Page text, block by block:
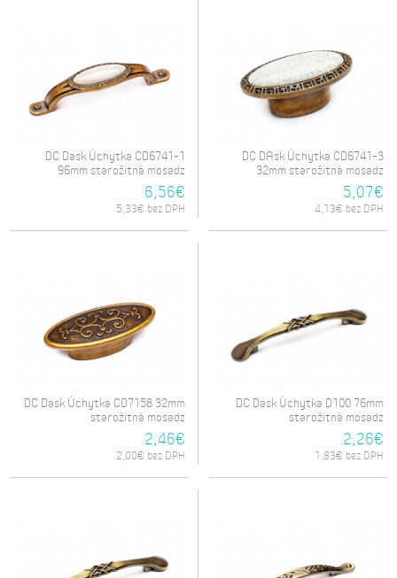
DC Dask Úchytka CD6741-1
96mm starožitná mosadz
6,56€
5,33€ bez DPH
DC DAsk Úchytka CD6741-3
32mm starožitná mosadz
5,07€
4,13€ bez DPH
DC Dask Úchytka CD7158 32mm
starožitná mosadz
2,46€
2,00€ bez DPH
DC Dask Úchytka D100 76mm
starožitná mosadz
2,26€
1,83€ bez DPH